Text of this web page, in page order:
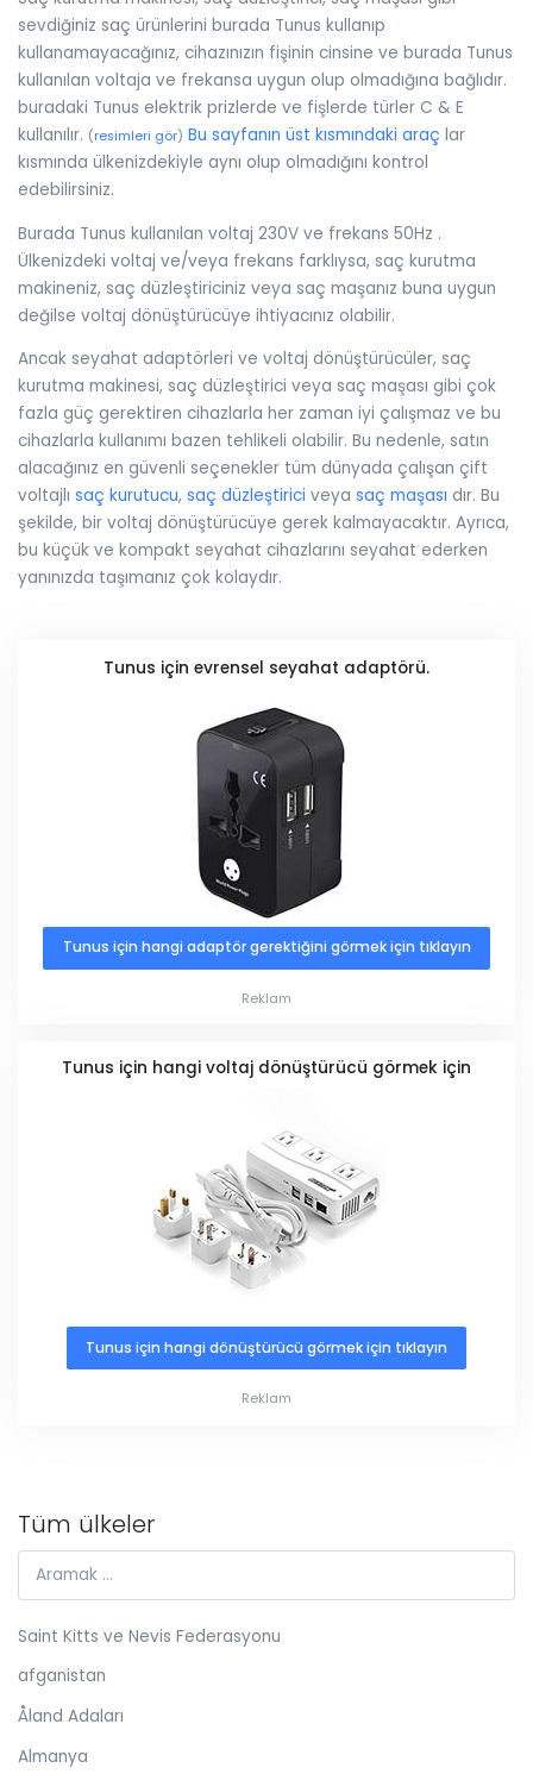
sevdiğiniz saç ürünlerini burada Tunus kullanıp
kullanamayacağınız, cihazınızın fişinin cinsine ve burada Tunus
kullanılan voltaja ve frekansa uygun olup olmadığına bağlıdır.
buradaki Tunus elektrik prizlerde ve fişlerde türler C & E
kullanılır. (resimleri gör) Bu sayfanın üst kısmındaki araç lar
kısmında ülkenizdekiyle aynı olup olmadığını kontrol
edebilirsiniz.
Burada Tunus kullanılan voltaj 230V ve frekans 50Hz .
Ülkenizdeki voltaj ve/veya frekans farklıysa, saç kurutma
makineniz, saç düzleştiriciniz veya saç maşanız buna uygun
değilse voltaj dönüştürücüye ihtiyacınız olabilir.
Ancak seyahat adaptörleri ve voltaj dönüştürücüler, saç
kurutma makinesi, saç düzleştirici veya saç maşası gibi çok
fazla güç gerektiren cihazlarla her zaman iyi çalışmaz ve bu
cihazlarla kullanımı bazen tehlikeli olabilir. Bu nedenle, satın
alacağınız en güvenli seçenekler tüm dünyada çalışan çift
voltajlı saç kurutucu, saç düzleştirici veya saç maşası dır. Bu
şekilde, bir voltaj dönüştürücüye gerek kalmayacaktır. Ayrıca,
bu küçük ve kompakt seyahat cihazlarını seyahat ederken
yanınızda taşımanız çok kolaydır.
Tunus için evrensel seyahat adaptörü.
Tunus için hangi adaptör gerektiğini görmek için tıklayın
Reklam
Tunus için hangi voltaj dönüştürücü görmek için
Tunus için hangi dönüştürücü görmek için tıklayın
Reklam
Tüm ülkeler
Saint Kitts ve Nevis Federasyonu
afganistan
Åland Adaları
Almanya